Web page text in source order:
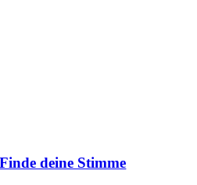
Finde deine Stimme